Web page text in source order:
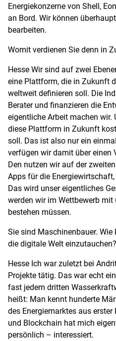
Energiekonzerne von Shell,
an Bord. Wir können
bearbeiten.
Womit verdienen Sie denn in
Hesse Wir sind auf zwei
eine Plattform, die in Zukunft
weltweit definieren soll. Die
Berater und finanzieren die
eigentliche Arbeit machen wir.
diese Plattform in Zukunft
soll. Das ist also nur ein
verfügen wir damit über einen
Den nutzen wir auf der
Apps für die
Das wird unser eigentliches
werden wir im Wettbewerb mit
bestehen müssen.
Sie sind Maschinenbauer.
die digitale Welt einzutauchen?
Hesse Ich war zuletzt bei
Projekte tätig. Das war echt
fast jedem dritten
heißt: Man kennt hunderte
des Energiemarktes aus
und Blockchain hat mich
persönlich – interessiert.